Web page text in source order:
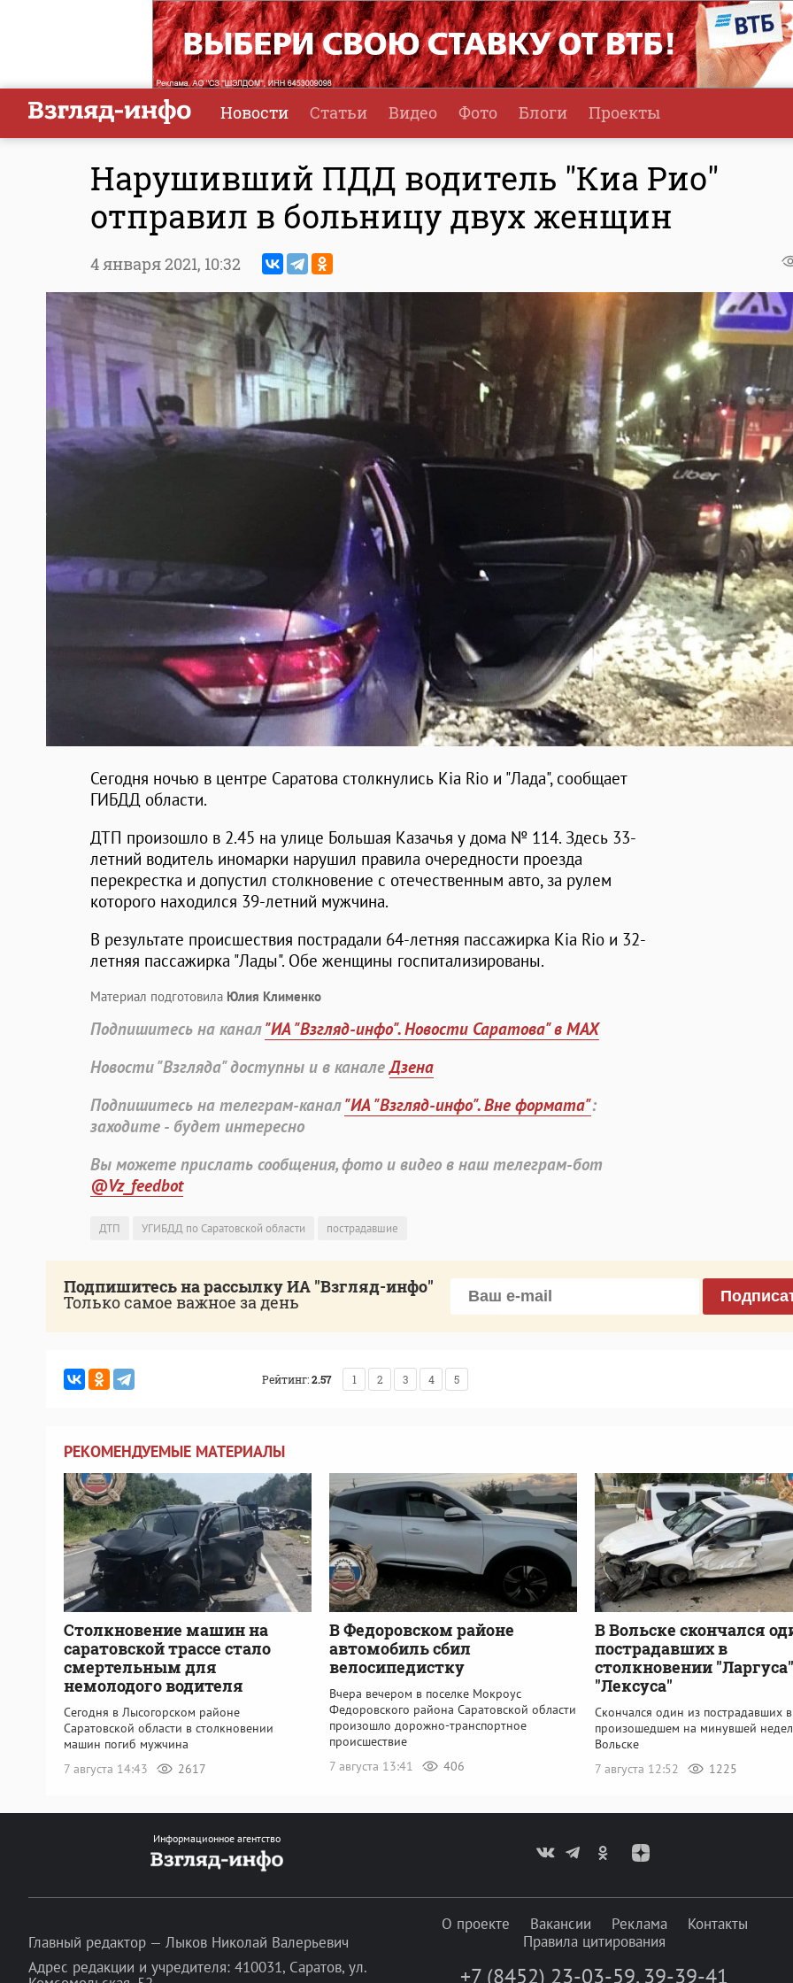
Новости Статьи Видео Фото Блоги Проекты
Нарушивший ПДД водитель "Киа Рио"
отправил в больницу двух женщин
4 января 2021, 10:32
Сегодня ночью в центре Саратова столкнулись Kia Rio и "Лада", сообщает
ГИБДД области.
ДТП произошло в 2.45 на улице Большая Казачья у дома № 114. Здесь 33-
летний водитель иномарки нарушил правила очередности проезда
перекрестка и допустил столкновение с отечественным авто, за рулем
которого находился 39-летний мужчина.
В результате происшествия пострадали 64-летняя пассажирка Kia Rio и 32-
летняя пассажирка "Лады". Обе женщины госпитализированы.
Материал подготовила Юлия Клименко
Подпишитесь на канал"ИА "Взгляд-инфо". Новости Саратова" в MAX
Новости "Взгляда" доступны и в каналеДзена
Подпишитесь на телеграм-канал"ИА "Взгляд-инфо". Вне формата":
заходите - будет интересно
Вы можете прислать сообщения, фото и видео в наш телеграм-бот
@Vz_feedbot
ДТП УГИБДД по Саратовской области пострадавшие
Подпишитесь на рассылку ИА "Взгляд-инфо"
Только самое важное за день
Рейтинг:2.57 1 2 3 4 5
РЕКОМЕНДУЕМЫЕ МАТЕРИАЛЫ
Столкновение машин на
саратовской трассе стало
смертельным для
немолодого водителя
Сегодня в Лысогорском районе
Саратовской области в столкновении
машин погиб мужчина
7 августа 14:43
2617
В Федоровском районе
автомобиль сбил
велосипедистку
Вчера вечером в поселке Мокроус
Федоровского района Саратовской области
произошло дорожно-транспортное
происшествие
7 августа 13:41
406
В Вольске скончался
пострадавших в
столкновении
"Лексуса"
Скончался один из пострадавших
произошедшем на минувшей
Вольске
7 августа 12:52
1225
Информационное агентство
Главный редактор — Лыков Николай Валерьевич
Адрес редакции и учредителя: 410031, Саратов, ул.
О проекте Вакансии Реклама
Контакты
Правила цитирования
+7 (8452) 23-03-59, 39-39-41